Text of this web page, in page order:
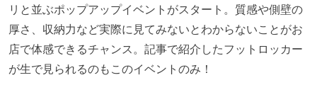
リと並ぶポップアップイベントがスタート。質感や側壁の
厚さ、収納力など実際に見てみないとわからないことがお
店で体感できるチャンス。記事で紹介したフットロッカー
が生で見られるのもこのイベントのみ！